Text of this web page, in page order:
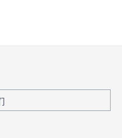
on the Directory